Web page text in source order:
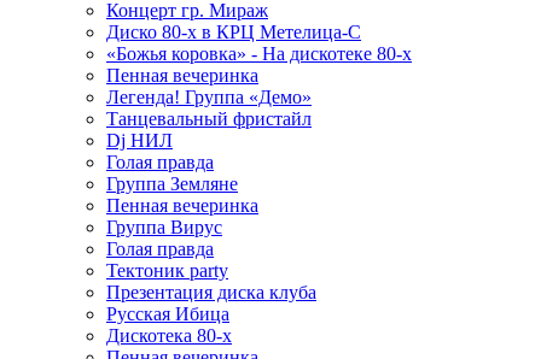
Концерт гр. Мираж
Диско 80-х в КРЦ Метелица-С
«Божья коровка» - На дискотеке 80-х
Пенная вечеринка
Легенда! Группа «Демо»
Танцевальный фристайл
Dj НИЛ
Голая правда
Группа Земляне
Пенная вечеринка
Группа Вирус
Голая правда
Тектоник party
Презентация диска клуба
Русская Ибица
Дискотека 80-х